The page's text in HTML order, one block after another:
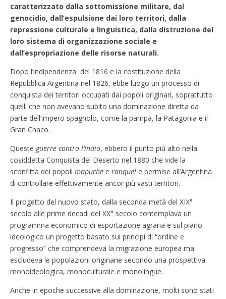
caratterizzato dalla sottomissione militare, dal
genocidio, dall’espulsione dai loro territori, dalla
repressione culturale e linguistica, dalla distruzione del
loro sistema di organizzazione sociale e
dall’espropriazione delle risorse naturali.
Dopo l’indipendenza del 1816 e la costituzione della
Repubblica Argentina nel 1826, ebbe luogo un processo di
conquista dei territori occupati dai popoli originari, soprattutto
quelli che non avevano subito una dominazione diretta da
parte dell’impero spagnolo, come la pampa, la Patagonia e il
Gran Chaco.
Queste guerre contro l’indio, ebbero il punto più alto nella
cosiddetta Conquista del Deserto nel 1880 che vide la
sconfitta dei popoli mapuche e ranquel e permise all’Argentina
di controllare effettivamente ancor più vasti territori.
Il progetto del nuovo stato, dalla seconda metà del XIX°
secolo alle prime decadi del XX° secolo contemplava un
programma economico di esportazione agraria e sul piano
ideologico un progetto basato sui principi di “ordine e
progresso” che comprendeva la migrazione europea ma
escludeva le popolazioni originarie secondo una prospettiva
monoideologica, monoculturale e monolingue.
Anche in epoche successive alla dominazione, molti sono stati